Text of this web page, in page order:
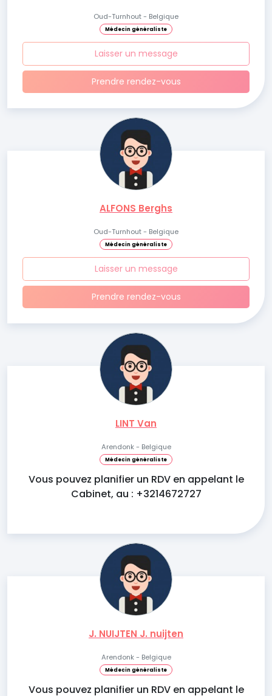
Oud-Turnhout - Belgique
Médecin généraliste
Laisser un message
Prendre rendez-vous
ALFONS Berghs
Oud-Turnhout - Belgique
Médecin généraliste
Laisser un message
Prendre rendez-vous
LINT Van
Arendonk - Belgique
Médecin généraliste
Vous pouvez planifier un RDV en appelant le
Cabinet, au : +3214672727
J. NUIJTEN J. nuijten
Arendonk - Belgique
Médecin généraliste
Vous pouvez planifier un RDV en appelant le